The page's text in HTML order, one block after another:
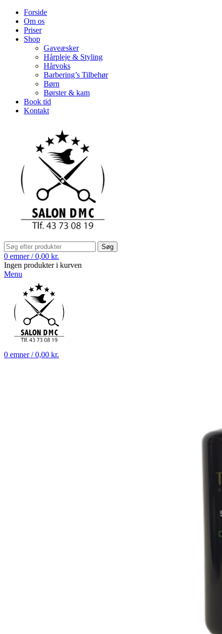
Forside
Om os
Priser
Shop
Gaveæsker
Hårpleje & Styling
Hårvoks
Barbering’s Tilbehør
Børn
Børster & kam
Book tid
Kontakt
Søg
0 emner / 0,00 kr.
Ingen produkter i kurven
Menu
0 emner / 0,00 kr.